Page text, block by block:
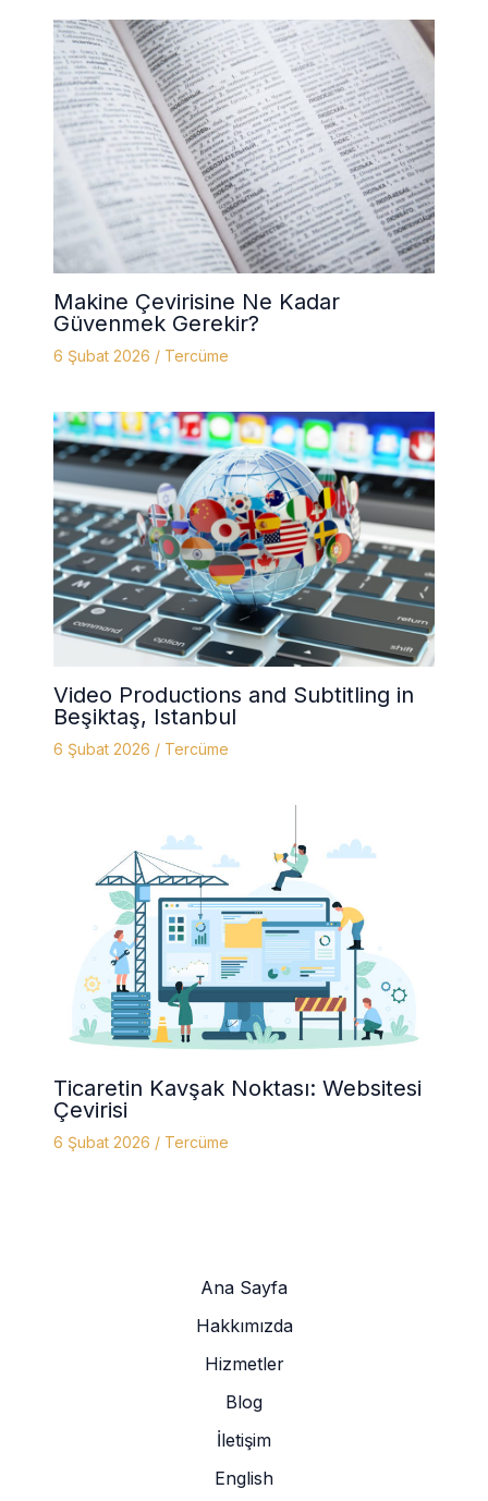
Makine Çevirisine Ne Kadar
Güvenmek Gerekir?
6 Şubat 2026 / Tercüme
Video Productions and Subtitling in
Beşiktaş, Istanbul
6 Şubat 2026 / Tercüme
Ticaretin Kavşak Noktası: Websitesi
Çevirisi
6 Şubat 2026 / Tercüme
Ana Sayfa
Hakkımızda
Hizmetler
Blog
İletişim
English